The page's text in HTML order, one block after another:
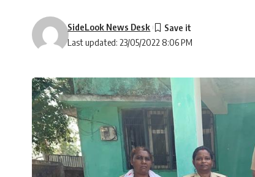
Last updated: 23/05/2022 8:06 PM
SideLook News Desk